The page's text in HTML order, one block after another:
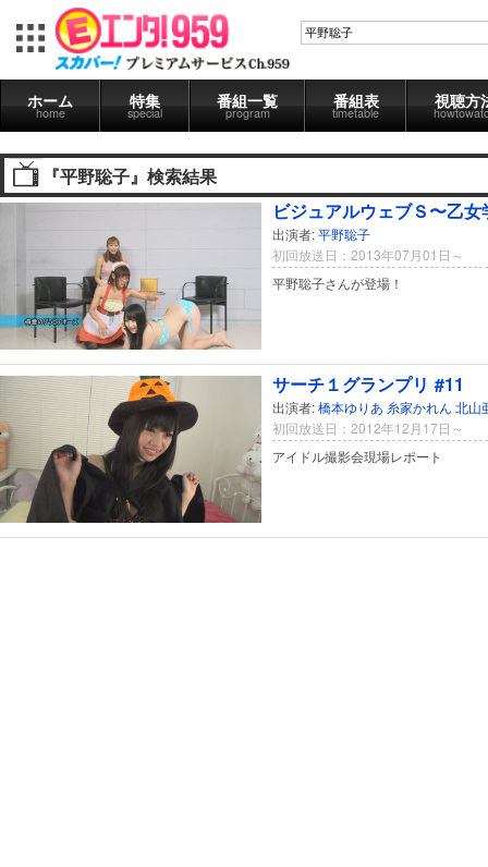
ホーム
home
特集
special
番組一覧
program
番組表
timetable
視聴方
『平野聡子』検索結果
ビジュアルウェブＳ〜乙
出演者:平野聡子
初回放送日：2013年07月01日～
平野聡子さんが登場！
サーチ１グランプリ #11
出演者:橋本ゆりあ 糸家かれん 北山
初回放送日：2012年12月17日～
アイドル撮影会現場レポート